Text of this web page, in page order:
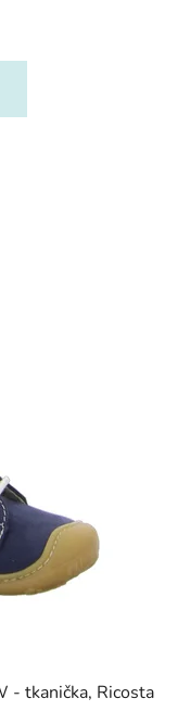
- tkanička, Ricosta